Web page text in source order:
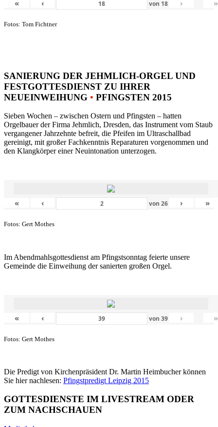
« ‹ von 18 › »
Fotos: Tom Fichtner
SANIERUNG DER JEHMLICH-ORGEL UND
FESTGOTTESDIENST ZU IHRER
NEUEINWEIHUNG • PFINGSTEN 2015
Sieben Wochen – zwischen Ostern und Pfingsten – hatten
Orgelbauer der Firma Jehmlich, Dresden, das Instrument vom Staub
vergangener Jahrzehnte befreit, die Pfeifen im Ultraschallbad
gereinigt, mit großer Fachkenntnis Reparaturen vorgenommen und
den Klangkörper einer Neuintonation unterzogen.
« ‹ von26 › »
Fotos: Gert Mothes
Im Abendmahlsgottesdienst am Pfingstsonntag feierte unsere
Gemeinde die Einweihung der sanierten großen Orgel.
« ‹ von39 › »
Fotos: Gert Mothes
Die Predigt von Kirchenpräsident Dr. Martin Heimbucher können
Sie hier nachlesen: Pfingstpredigt Leipzig 2015
GOTTESDIENSTE IM LIVESTREAM ODER
ZUM NACHSCHAUEN